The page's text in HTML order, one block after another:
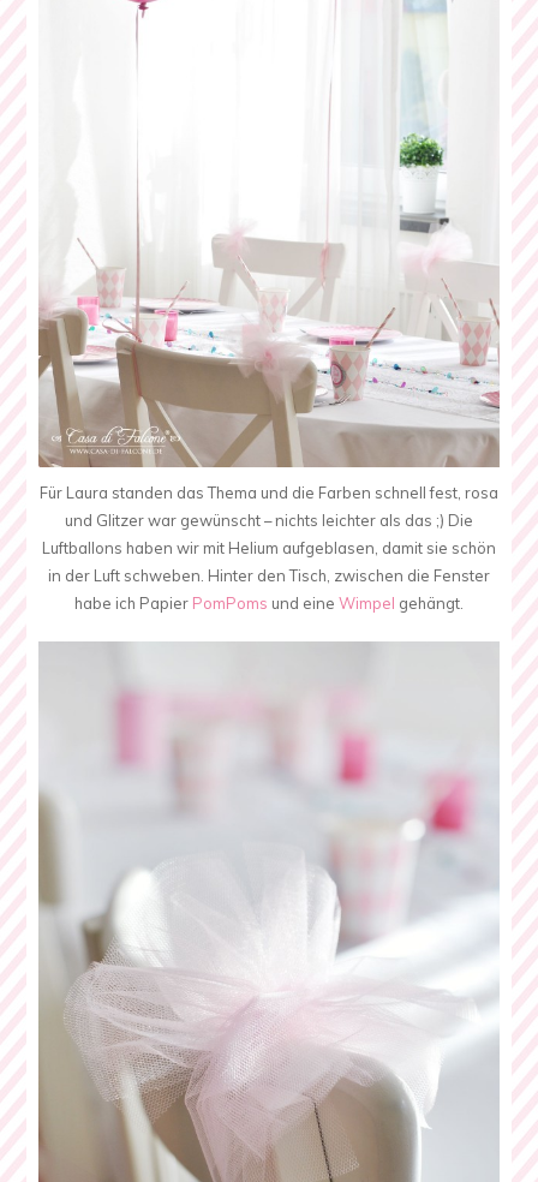
Für Laura standen das Thema und die Farben schnell fest, rosa
und Glitzer war gewünscht – nichts leichter als das ;) Die
Luftballons haben wir mit Helium aufgeblasen, damit sie schön
in der Luft schweben. Hinter den Tisch, zwischen die Fenster
habe ich Papier PomPoms und eine Wimpel gehängt.